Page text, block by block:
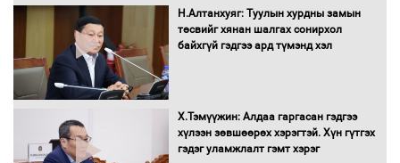
С.Амарсайхан: Иргэдийг хохироосон
ААН-ийн нуугтмал хөрөнгийг
битүүмжлэнэ
Н.Номтойбаяр: Аймгуудад тулгамдаж
буй асуудлуудыг Засгийн газрын
хуралдаанд танилцуулж,
Н.Алтанхуяг: Туулын хурдны замын
төсвийг хянан шалгах сонирхол
байхгүй гэдгээ ард түмэнд хэл
Х.Тэмүүжин: Алдаа гаргасан гэдгээ
хүлээн зөвшөөрөх хэрэгтэй. Хүн гүтгэх
гэдэг уламжлалт гэмт хэрэг